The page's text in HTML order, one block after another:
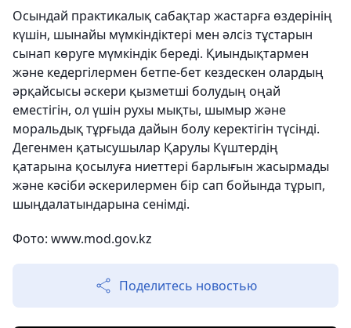
Осындай практикалық сабақтар жастарға өздерінің
күшін, шынайы мүмкіндіктері мен әлсіз тұстарын
сынап көруге мүмкіндік береді. Қиындықтармен
және кедергілермен бетпе-бет кездескен олардың
әрқайсысы әскери қызметші болудың оңай
еместігін, ол үшін рухы мықты, шымыр және
моральдық тұрғыда дайын болу керектігін түсінді.
Дегенмен қатысушылар Қарулы Күштердің
қатарына қосылуға ниеттері барлығын жасырмады
және кәсіби әскерилермен бір сап бойында тұрып,
шыңдалатындарына сенімді.
Фото: www.mod.gov.kz
Поделитесь новостью